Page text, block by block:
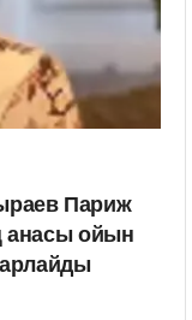
Париж
ойын